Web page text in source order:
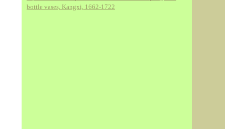
bottle vases, Kangxi, 1662-1722